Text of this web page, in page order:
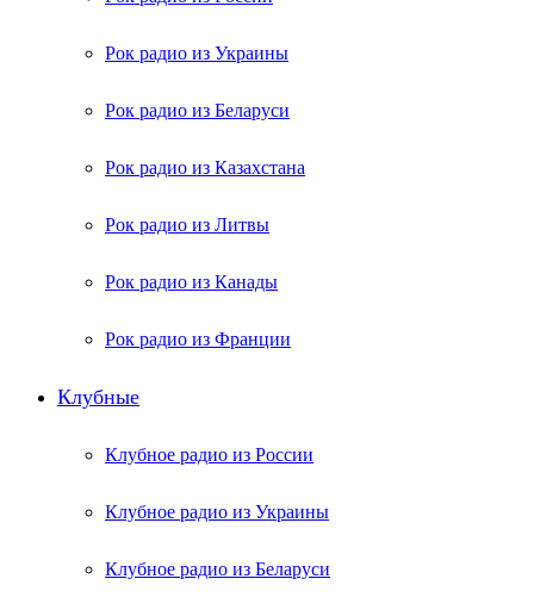
Рок радио из Украины
Рок радио из Беларуси
Рок радио из Казахстана
Рок радио из Литвы
Рок радио из Канады
Рок радио из Франции
Клубные
Клубное радио из России
Клубное радио из Украины
Клубное радио из Беларуси